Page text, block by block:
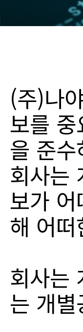
(주)나
보를
을 준
회사는
보가
해 어
회사는
는 개